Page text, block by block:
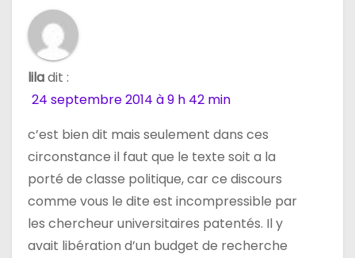
liladit :
24 septembre 2014 à 9 h 42 min
c’est bien dit mais seulement dans ces
circonstance il faut que le texte soit a la
porté de classe politique, car ce discours
comme vous le dite est incompressible par
les chercheur universitaires patentés. Il y
avait libération d’un budget de recherche